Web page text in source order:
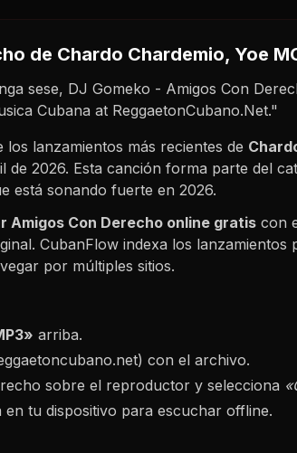
de Chardo Chardemio, Yoe
sese, DJ Gomeko - Amigos Con
Cubana at ReggaetonCubano.Net."
los lanzamientos más recientes de
de 2026. Esta canción forma parte del
está sonando fuerte en 2026.
Amigos Con Derecho online gratis con
CubanFlow indexa los
por múltiples sitios.
arriba.
con el archivo.
sobre el reproductor y selecciona
tu dispositivo para escuchar offline.